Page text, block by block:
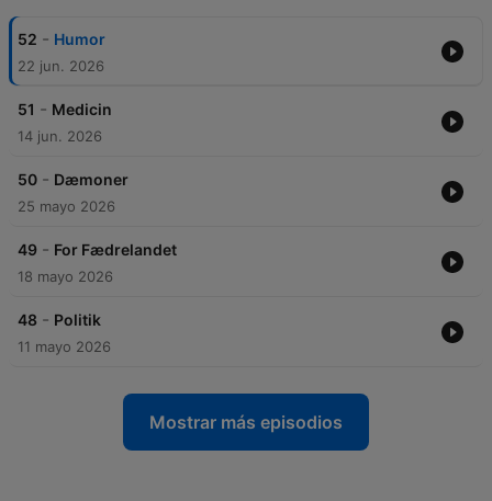
52 - Humor
22 jun. 2026
51 - Medicin
14 jun. 2026
50 - Dæmoner
25 mayo 2026
49 - For Fædrelandet
18 mayo 2026
48 - Politik
11 mayo 2026
Mostrar más episodios